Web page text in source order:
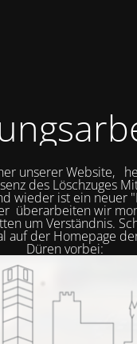
unserer Website,
des Löschzuges
wieder ist ein neuer
überarbeiten wir
um Verständnis.
auf der Homepage
Düren vorbei: